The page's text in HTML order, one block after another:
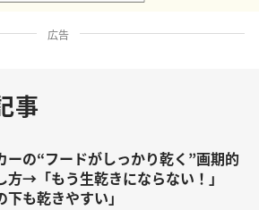
広告
事
ーの“フードがしっかり乾く”画期的
方→「もう生乾きにならない！」
下も乾きやすい」